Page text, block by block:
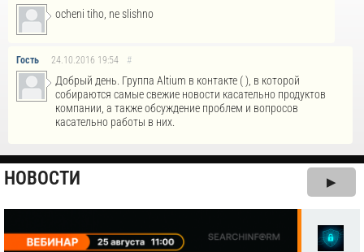
ocheni tiho, ne slishno
Гость 24.10.2016 19:54 #
Добрый день. Группа Altium в контакте ( ), в которой
собираются самые свежие новости касательно продуктов
компании, а также обсуждение проблем и вопросов
касательно работы в них.
НОВОСТИ ▶